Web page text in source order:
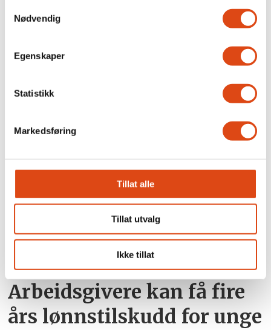
Nødvendig
Egenskaper
Statistikk
Markedsføring
Tillat alle
Tillat utvalg
Ikke tillat
Kabinansatte i SAS krever
nye samtaler
Arbeidsgivere kan få fire
års lønnstilskudd for unge